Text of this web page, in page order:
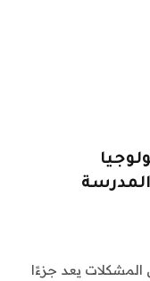
المشكلات يعد جزءًا